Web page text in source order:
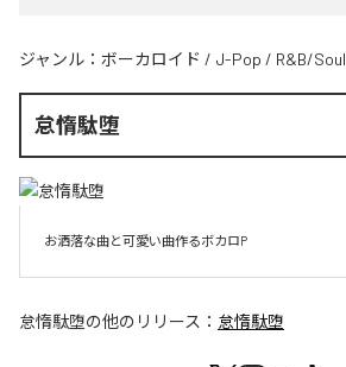
ジャンル： ボーカロイド / J-Pop / R&B/Soul
怠惰駄堕
お洒落な曲と可愛い曲作るボカロP
怠惰駄堕の他のリリース： 怠惰駄堕